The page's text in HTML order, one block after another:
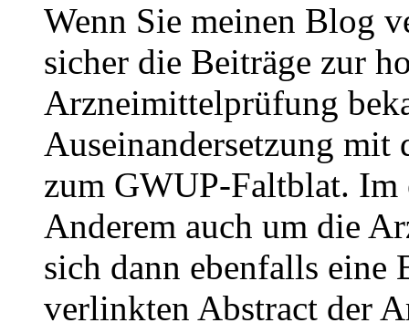
Wenn Sie meinen Blog
sicher die Beiträge zur
Arzneimittelprüfung
Auseinandersetzung
zum GWUP-Faltblat. Im
Anderem auch um die
sich dann ebenfalls eine
verlinkten Abstract der